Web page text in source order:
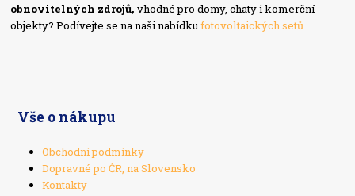
obnovitelných zdrojů, vhodné pro domy, chaty i komerční
objekty? Podívejte se na naši nabídkufotovoltaických setů.
Vše o nákupu
Obchodní podmínky
Dopravné po ČR, na Slovensko
Kontakty